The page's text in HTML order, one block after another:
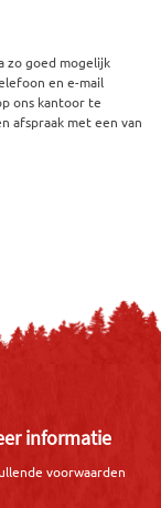
zo goed mogelijk
en e-mail
ons kantoor te
afspraak met een van
informatie
voorwaarden